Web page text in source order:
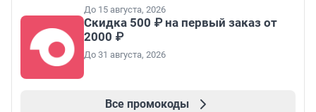
До 15 августа, 2026
Скидка 500 ₽ на первый заказ от
2000 ₽
До 31 августа, 2026
Все промокоды